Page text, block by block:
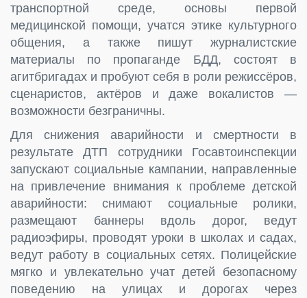
транспортной среде, основы первой
медицинской помощи, учатся этике культурного
общения, а также пишут журналистские
материалы по пропаганде БДД, состоят в
агитбригадах и пробуют себя в роли режиссёров,
сценаристов, актёров и даже вокалистов —
возможности безграничны.
Для снижения аварийности и смертности в
результате ДТП сотрудники Госавтоинспекции
запускают социальные кампании, направленные
на привлечение внимания к проблеме детской
аварийности: снимают социальные ролики,
размещают баннеры вдоль дорог, ведут
радиоэфиры, проводят уроки в школах и садах,
ведут работу в социальных сетях. Полицейские
мягко и увлекательно учат детей безопасному
поведению на улицах и дорогах через